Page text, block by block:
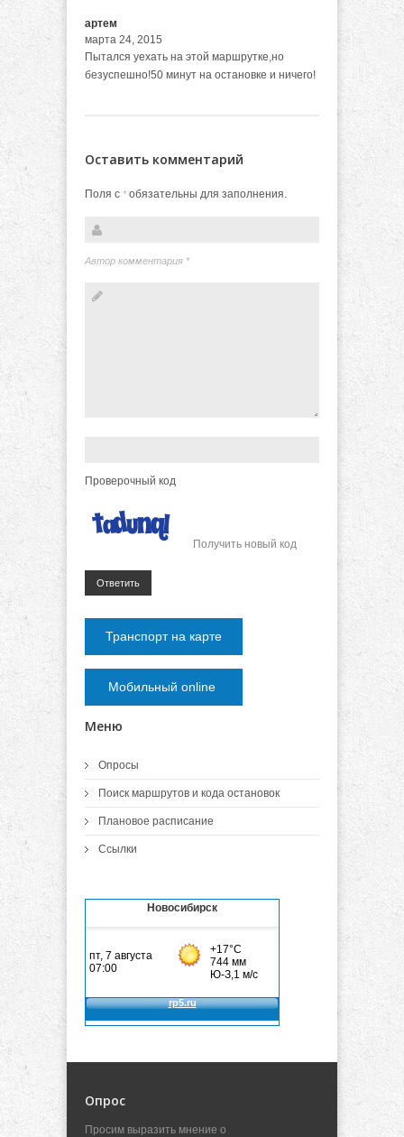
артем
марта 24, 2015
Пытался уехать на этой маршрутке,но
безуспешно!50 минут на остановке и ничего!
Оставить комментарий
Поля с *обязательны для заполнения.
Автор комментария *
Проверочный код
Получить новый код
Ответить
Транспорт на карте
Мобильный online
Меню
Опросы
Поиск маршрутов и кода остановок
Плановое расписание
Ссылки
Новосибирск
Опрос
Просим выразить мнение о